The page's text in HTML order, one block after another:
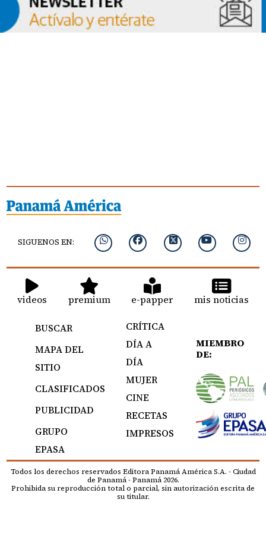
SIGUENOS EN:
videos premium e-papper mis noticias
BUSCAR
MAPA DEL
SITIO
CLASIFICADOS
PUBLICIDAD
GRUPO
EPASA
CRÍTICA
DÍA A
DÍA
MUJER
CINE
RECETAS
IMPRESOS
MIEMBRO
DE:
Todos los derechos reservados Editora Panamá América S.A. - Ciudad
de Panamá - Panamá 2026.
Prohibida su reproducción total o parcial, sin autorización escrita de
su titular.